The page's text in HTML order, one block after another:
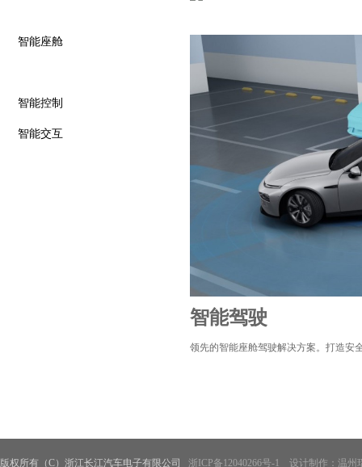
智能座舱
智能控制
智能交互
智能驾驶
领先的智能座舱驾驶解决方案。打造安
版权所有（C）浙江长江汽车电子有限公司 浙ICP备12040266号-1 设计制作：温州